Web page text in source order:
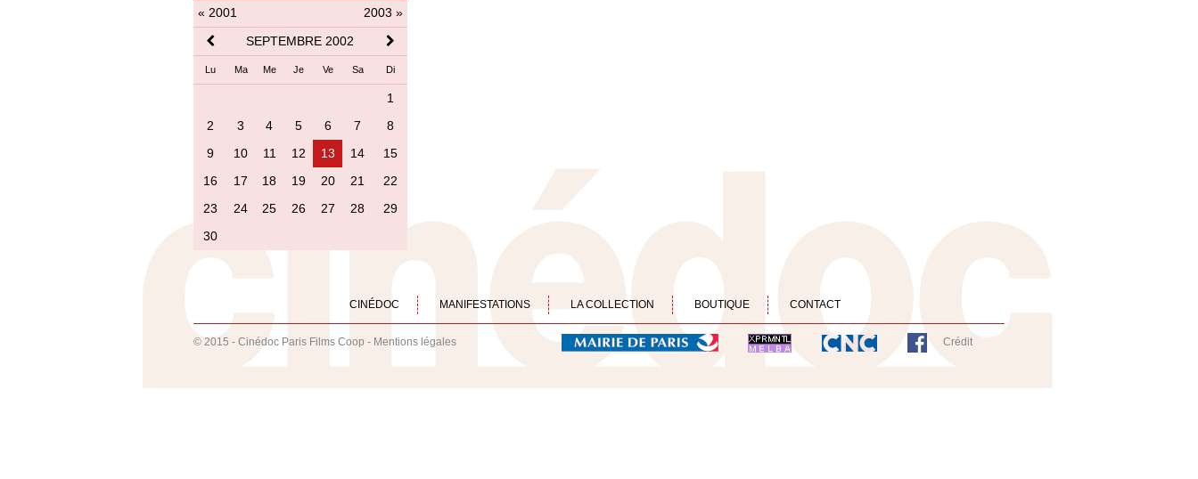
« 2001
2003 »
SEPTEMBRE 2002
Lu Ma Me Je Ve Sa Di
1
2
3 4 5 6 7
8
9
10 11 12 13 14
15
16
17 18 19 20 21
22
23
24 25 26 27 28
29
30
CINÉDOC MANIFESTATIONS LA COLLECTION BOUTIQUE CONTACT
© 2015 - Cinédoc Paris Films Coop - Mentions légales Crédit